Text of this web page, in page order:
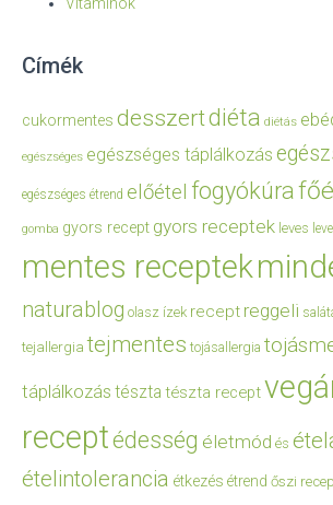
Címék
cukormentes desszertdiéta diétás
egészséges egészséges táplálkozás
egészséges étrend előétel fogyókúra
gomba gyors recept gyors receptek leves
mentes receptek
naturablog olasz ízek recept reggeli
tejallergia tejmentes tojásallergia
táplálkozás tészta tészta recept
receptédesség életmód és
ételintolerancia étkezés étrend őszi